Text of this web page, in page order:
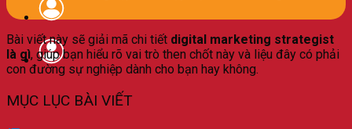
Bài viết này sẽ giải mã chi tiết digital marketing strategist
là gì, giúp bạn hiểu rõ vai trò then chốt này và liệu đây có phải
con đường sự nghiệp dành cho bạn hay không.
MỤC LỤC BÀI VIẾT